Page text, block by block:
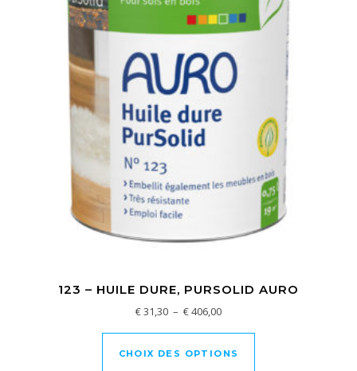
123 – HUILE DURE, PURSOLID AURO
€31,30 – €406,00Plage de prix : € 31,30 à €
CHOIX DES OPTIONS
Ce produit a